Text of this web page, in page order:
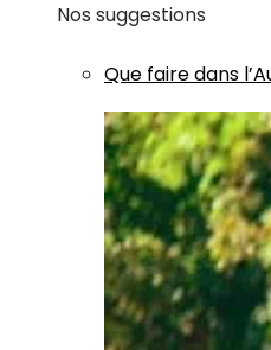
Nos suggestions
Que faire dans